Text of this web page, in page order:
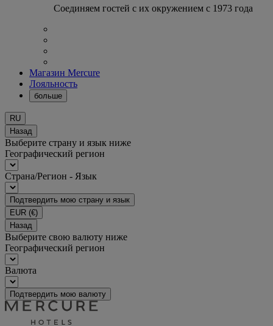
Соединяем гостей с их окружением с 1973 года
Магазин Mercure
Лояльность
больше
RU
Назад
Выберите страну и язык ниже
Географический регион
Страна/Регион - Язык
Подтвердить мою страну и язык
EUR (€)
Назад
Выберите свою валюту ниже
Географический регион
Валюта
Подтвердить мою валюту